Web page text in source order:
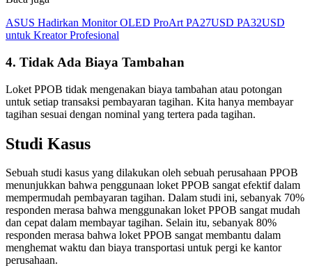
ASUS Hadirkan Monitor OLED ProArt PA27USD PA32USD
untuk Kreator Profesional
4. Tidak Ada Biaya Tambahan
Loket PPOB tidak mengenakan biaya tambahan atau potongan
untuk setiap transaksi pembayaran tagihan. Kita hanya membayar
tagihan sesuai dengan nominal yang tertera pada tagihan.
Studi Kasus
Sebuah studi kasus yang dilakukan oleh sebuah perusahaan PPOB
menunjukkan bahwa penggunaan loket PPOB sangat efektif dalam
mempermudah pembayaran tagihan. Dalam studi ini, sebanyak 70%
responden merasa bahwa menggunakan loket PPOB sangat mudah
dan cepat dalam membayar tagihan. Selain itu, sebanyak 80%
responden merasa bahwa loket PPOB sangat membantu dalam
menghemat waktu dan biaya transportasi untuk pergi ke kantor
perusahaan.